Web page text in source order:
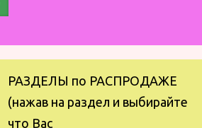
РАЗДЕЛЫ по РАСПРОДАЖЕ
(нажав на раздел и выбирайте
что Вас